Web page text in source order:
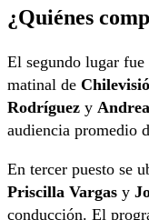
¿Quiénes
El segundo lugar fue
matinal de
Rodríguez y
audiencia promedio
En tercer puesto se
Priscilla Vargas y
conducción. El